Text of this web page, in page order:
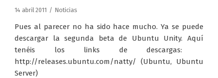
14 abril 2011 Noticias
Pues al parecer no ha sido hace mucho. Ya se puede
descargar la segunda beta de Ubuntu Unity. Aquí
tenéis los links de descargas:
http://releases.ubuntu.com/natty/ (Ubuntu, Ubuntu
Server)